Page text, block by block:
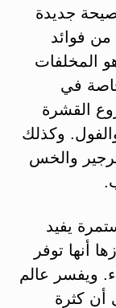
جديدة
من فوائد
المخلفات
خاصة في
القشرة
وكذلك
والخس
يفيد
أنها توفر
ويفسر عالم
أن كثرة